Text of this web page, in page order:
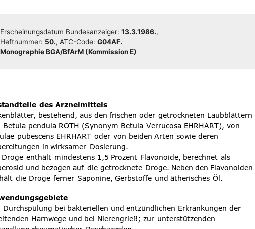
Erschei­nungs­da­tum Bun­des­an­zei­ger: 13.3.1986.,
Heft­num­mer: 50., ATC-Code: G04AF.
Mono­gra­phie BGA/​​BfArM (Kom­mis­si­on E)